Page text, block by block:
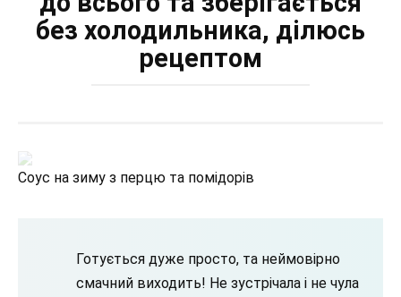
без холодильника, ділюсь
рецептом
Соус на зиму з перцю та помідорів
Готується дуже просто, та неймовірно
смачний виходить! Не зустрічала і не чула